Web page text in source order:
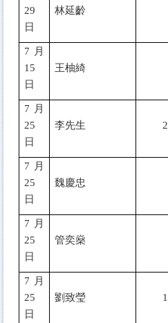
29
日
林延齡
7 月
15
日
王柚綺
7 月
25
日
李先生
7 月
25
日
魏慶忠
7 月
25
日
管奕燊
7 月
25
日
劉致瑩